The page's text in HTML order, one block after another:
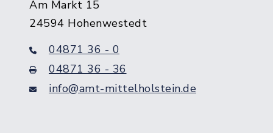
Am Markt 15
24594 Hohenwestedt
04871 36 - 0
04871 36 - 36
info@amt-mittelholstein.de